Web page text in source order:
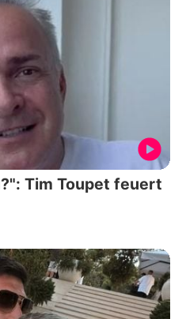
Tim Toupet feuert